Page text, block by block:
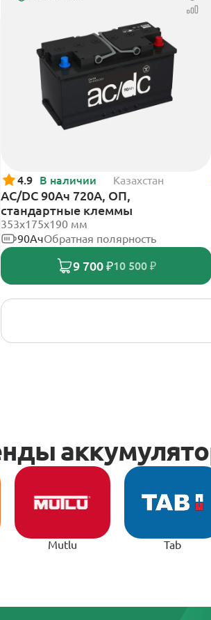
4.9 В наличии Казахстан
AC/DC 90Ач 720А, ОП,
стандартные клеммы
353х175х190 мм
90АчОбратная полярность
9 700 ₽10 500 ₽
Mutlu Tab